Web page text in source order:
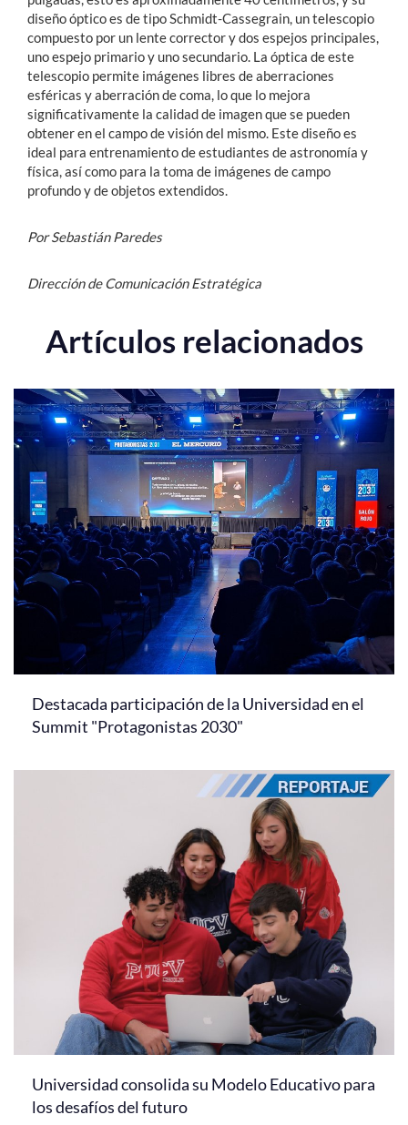
diseño óptico es de tipo Schmidt-Cassegrain, un telescopio
compuesto por un lente corrector y dos espejos principales,
uno espejo primario y uno secundario. La óptica de este
telescopio permite imágenes libres de aberraciones
esféricas y aberración de coma, lo que lo mejora
significativamente la calidad de imagen que se pueden
obtener en el campo de visión del mismo. Este diseño es
ideal para entrenamiento de estudiantes de astronomía y
física, así como para la toma de imágenes de campo
profundo y de objetos extendidos.
Por Sebastián Paredes
Dirección de Comunicación Estratégica
Artículos relacionados
Destacada participación de la Universidad en el
Summit "Protagonistas 2030"
Universidad consolida su Modelo Educativo para
los desafíos del futuro